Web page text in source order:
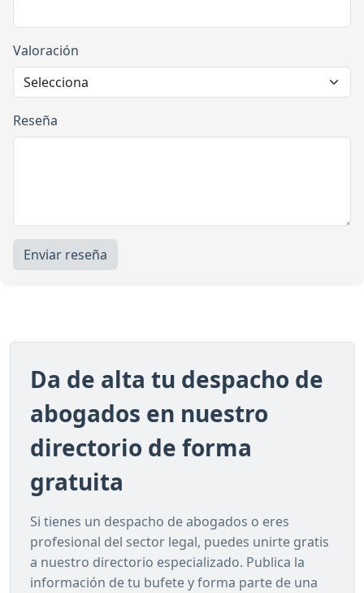
Valoración
Reseña
Enviar reseña
Da de alta tu despacho de
abogados en nuestro
directorio de forma
gratuita
Si tienes un despacho de abogados o eres
profesional del sector legal, puedes unirte gratis
a nuestro directorio especializado. Publica la
información de tu bufete y forma parte de una